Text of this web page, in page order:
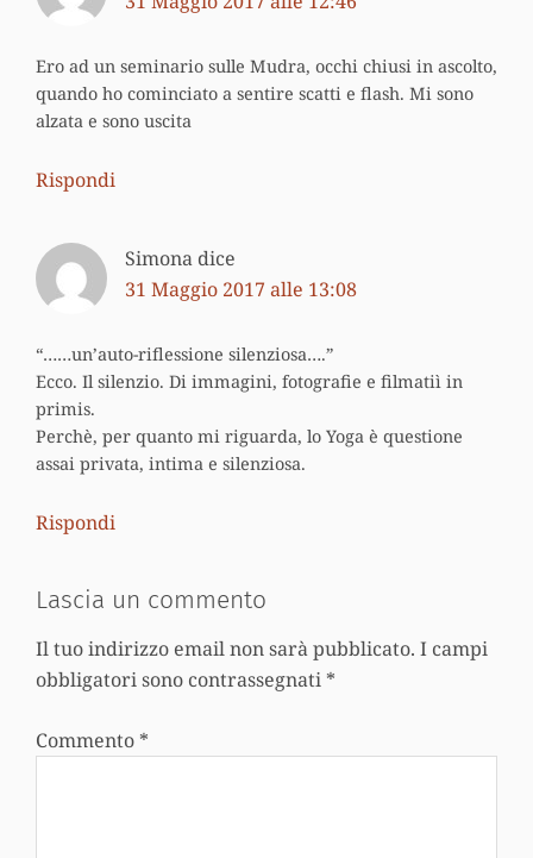
Ero ad un seminario sulle Mudra, occhi chiusi in ascolto,
quando ho cominciato a sentire scatti e flash. Mi sono
alzata e sono uscita
Rispondi
Simona dice
31 Maggio 2017 alle 13:08
“……un’auto-riflessione silenziosa….”
Ecco. Il silenzio. Di immagini, fotografie e filmatiì in
primis.
Perchè, per quanto mi riguarda, lo Yoga è questione
assai privata, intima e silenziosa.
Rispondi
Lascia un commento
Il tuo indirizzo email non sarà pubblicato. I campi
obbligatori sono contrassegnati *
Commento *